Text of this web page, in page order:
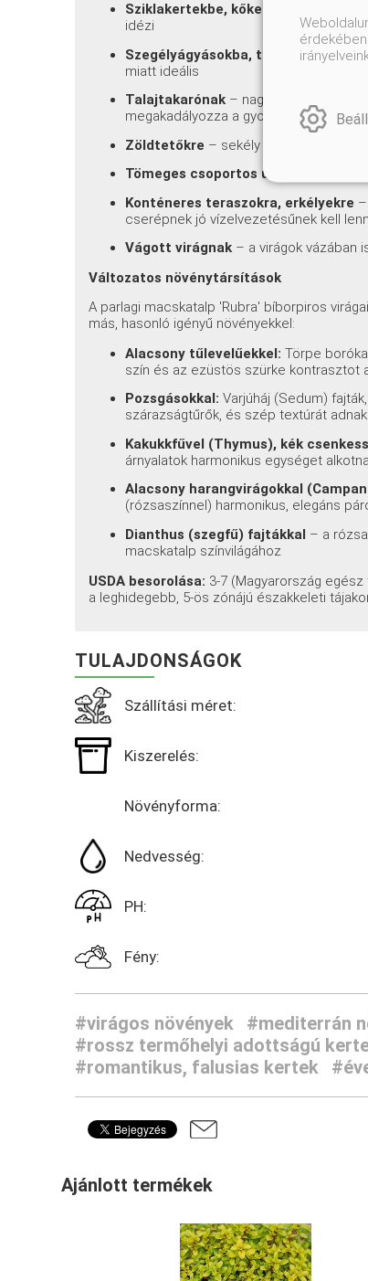
Sziklakertekbe, kőkertekbe,
idézi
Szegélyágyásokba, törpe kerti
miatt ideális
Talajtakarónak – nagyobb felületek
megakadályozza a gyomok
Zöldtetőkre – sekély gyökérzete és
Tömeges csoportos ültetésre
Konténeres teraszokra, erkélyekre
cserépnek jó vízelvezetésűnek kell
Vágott virágnak – a virágok vázában
Változatos növénytársítások
A parlagi macskatalp 'Rubra' bíborpiros
más, hasonló igényű növényekkel:
Alacsony tűlevelűekkel: Törpe
szín és az ezüstös szürke kontrasztot
Pozsgásokkal: Varjúháj (Sedum)
szárazságtűrők, és szép textúrát
Kakukkfűvel (Thymus), kék
árnyalatok harmonikus egységet
Alacsony harangvirágokkal
(rózsaszínnel) harmonikus, elegáns
Dianthus (szegfű) fajtákkal – a
macskatalp színvilágához
USDA besorolása: 3-7 (Magyarország
a leghidegebb, 5-ös zónájú északkeleti
TULAJDONSÁGOK
Szállítási méret:
Kiszerelés:
Növényforma:
Nedvesség:
PH:
Fény:
#virágos növények #mediterrán
#rossz termőhelyi adottságú
#romantikus, falusias kertek
Ajánlott termékek